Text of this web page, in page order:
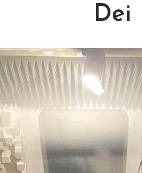
Dei